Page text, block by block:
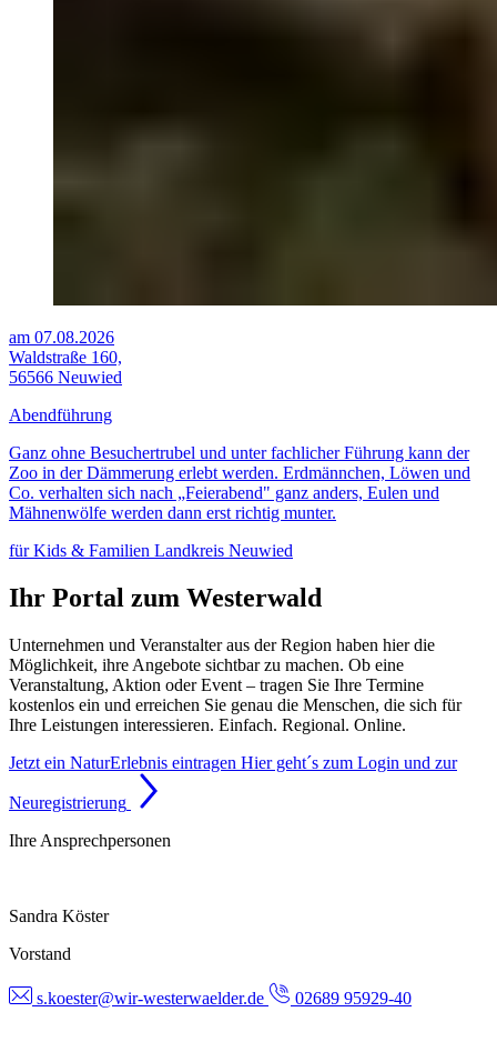
am 07.08.2026
Waldstraße 160,
56566 Neuwied
Abendführung
Ganz ohne Besuchertrubel und unter fachlicher Führung kann der
Zoo in der Dämmerung erlebt werden. Erdmännchen, Löwen und
Co. verhalten sich nach „Feierabend" ganz anders, Eulen und
Mähnenwölfe werden dann erst richtig munter.
für Kids & Familien Landkreis Neuwied
Ihr Portal zum Westerwald
Unternehmen und Veranstalter aus der Region haben hier die
Möglichkeit, ihre Angebote sichtbar zu machen. Ob eine
Veranstaltung, Aktion oder Event – tragen Sie Ihre Termine
kostenlos ein und erreichen Sie genau die Menschen, die sich für
Ihre Leistungen interessieren. Einfach. Regional. Online.
Jetzt ein NaturErlebnis eintragen Hier geht´s zum Login und zur
Neuregistrierung
Ihre Ansprechpersonen
Sandra Köster
Vorstand
s.koester@wir-westerwaelder.de 02689 95929-40